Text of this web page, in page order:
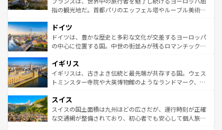
アートに溢れた街角から、地方では古代ローマ遺跡や中世
せる。地方によって風土や気候が異なるスペインはその個
性で訪れる人を魅了する。 なお、新着のスペイン情報は コ
ンテンツ一覧を参照してほしい。
指の観光地だ。首都パリのエッフェル塔やルーブル美術館
で、幅広い魅力が詰まっている。華麗な宮殿、歴史的な大
聖堂、美しいビーチ、そして豊かな自然が、訪れる者を心
から魅了する。また、フランスは美食の国としても知ら
いる。シャンパンの発祥地であるランス、プロヴァンスの
香り高いラベンダー畑など、多彩な楽しみ方が可能だ。さ
らに、パリ以外の地域にも魅力が溢れており、どの街角に
れる地方に足を運ぶとそれぞれで全く異なる文化を体験で
きるだろう。 なお、新着のフランス情報はコンテンツ一覧
を参照してほしい。
ドイツ
ドイツは、豊かな歴史と多彩な文化が交差するヨーロッパ
の中心に位置する国。中世の街並みが残るロマンチック街
顔を持つこの国は、どこを歩いても飽きることがない。ベ
ルリンの文化的活気、バイエルン州のアルプスの絶景、そ
してライン川沿いのワイン畑といった風景は必見。ビール
は、お酒好きな人にはぜひ体験してほしい。 なお、新着の
ドイツ情報はコンテンツ一覧を参照してほしい。
イギリス
イギリスは、古きよき伝統と最先端が共存する国。ウェス
トミンスター寺院や大英博物館のようなランドマーク、歴
リアごとに異なる魅力がある。また、優雅なアフタヌーン
ティー、ビール好きにはたまらない英国パブ、サッカー観
戦など、本場だからこそできる体験も豊富。イギリスを旅
スイス
スイスの国土面積は九州ほどの広さだが、運行時刻が正確
な交通網が整備されており、初心者でも安心して個人旅行